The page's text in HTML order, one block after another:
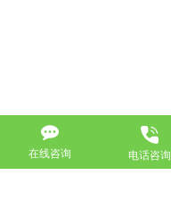
在线咨询 电话咨询